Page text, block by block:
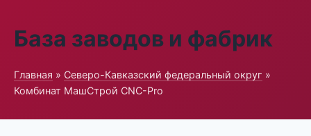
База заводов и фабрик
Главная » Северо-Кавказский федеральный округ »
Комбинат МашСтрой CNC-Pro